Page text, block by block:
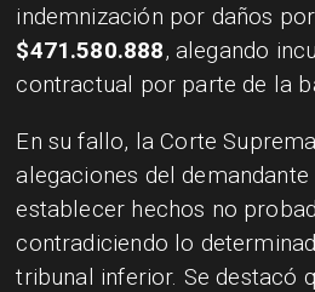
indemnización por daños
$471.580.888, alegando
contractual por parte de la
En su fallo, la Corte
alegaciones del
establecer hechos no
contradiciendo lo
tribunal inferior. Se destacó